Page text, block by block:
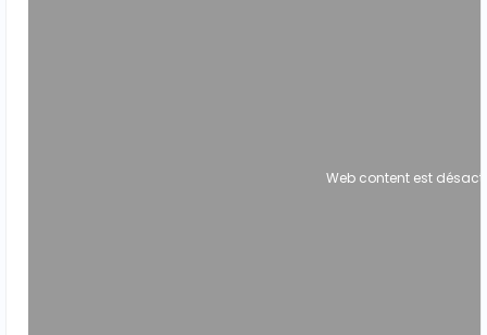
Web content est